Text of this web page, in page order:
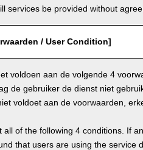
services be provided without
/ User Condition]
voldoen aan de volgende 4
de gebruiker de dienst niet
voldoet aan de voorwaarden,
all of the following 4 conditions. If
that users are using the service